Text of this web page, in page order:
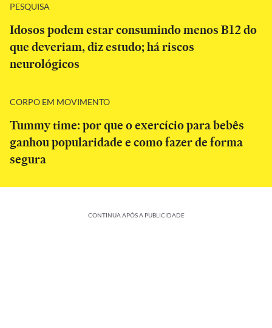
PESQUISA
Idosos podem estar consumindo menos B12 do
que deveriam, diz estudo; há riscos
neurológicos
CORPO EM MOVIMENTO
Tummy time: por que o exercício para bebês
ganhou popularidade e como fazer de forma
segura
CONTINUA APÓS A PUBLICIDADE